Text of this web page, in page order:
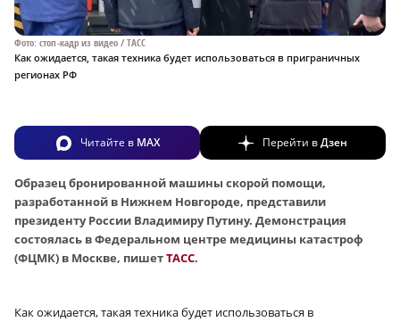
Фото: стоп-кадр из видео / ТАСС
Как ожидается, такая техника будет использоваться в приграничных
регионах РФ
Читайте в MAX Перейти вДзен
Образец бронированной машины скорой помощи,
разработанной в Нижнем Новгороде, представили
президенту России Владимиру Путину. Демонстрация
состоялась в Федеральном центре медицины катастроф
(ФЦМК) в Москве, пишетТАСС.
Как ожидается, такая техника будет использоваться в